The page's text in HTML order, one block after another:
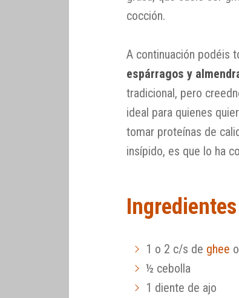
cocción.
A continuación podéis
espárragos y
tradicional, pero
ideal para quienes
tomar proteínas de
insípido, es que lo ha
1 o 2 c/s de ghee
½ cebolla
1 diente de ajo